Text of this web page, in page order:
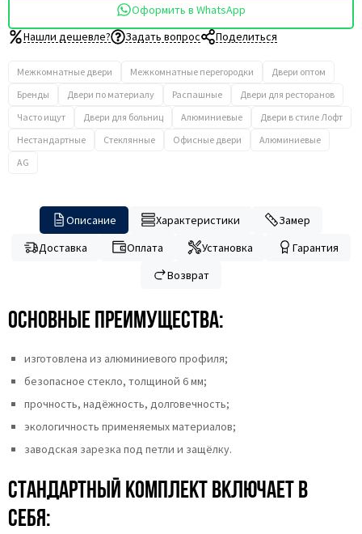
Оформить в WhatsApp
Нашли дешевле?
Задать вопрос Поделиться
Межкомнатные двери Межкомнатные перегородки
Двери оптом
Бренды
Двери по материалу Распашные
Двери для ресторанов
Часто ищут
Двери для больниц Алюминиевые
Двери в стиле Лофт
Нестандартные
Стеклянные Офисные двери
Алюминиевые
AG
Описание Характеристики
Замер
Доставка
Оплата Установка
Гарантия
Возврат
Основные преимущества:
изготовлена из алюминиевого профиля;
безопасное стекло, толщиной 6 мм;
прочность, надёжность, долговечность;
экологичность применяемых материалов;
заводская зарезка под петли и защёлку.
Стандартный комплект включает в
себя: